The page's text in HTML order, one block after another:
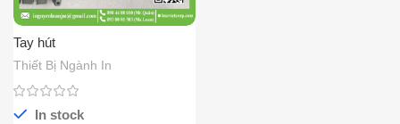
Tay hút
Thiết Bị Ngành In
In stock